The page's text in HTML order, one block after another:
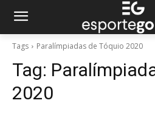
Tags Paralímpiadas de Tóquio 2020
Tag:
2020